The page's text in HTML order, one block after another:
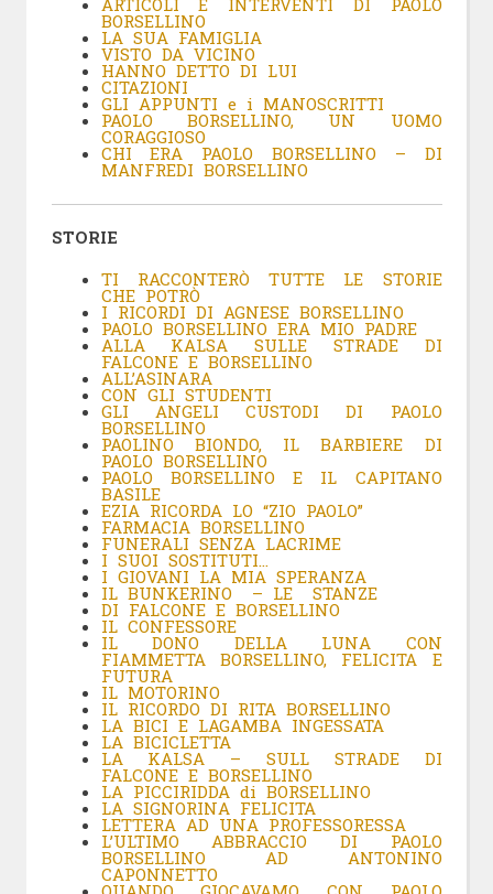
ARTICOLI E INTERVENTI DI PAOLO
BORSELLINO
LA SUA FAMIGLIA
VISTO DA VICINO
HANNO DETTO DI LUI
CITAZIONI
GLI APPUNTI e i MANOSCRITTI
PAOLO BORSELLINO, UN UOMO
CORAGGIOSO
CHI ERA PAOLO BORSELLINO – DI
MANFREDI BORSELLINO
STORIE
TI RACCONTERÒ TUTTE LE STORIE
CHE POTRÒ
I RICORDI DI AGNESE BORSELLINO
PAOLO BORSELLINO ERA MIO PADRE
ALLA KALSA SULLE STRADE DI
FALCONE E BORSELLINO
ALL’ASINARA
CON GLI STUDENTI
GLI ANGELI CUSTODI DI PAOLO
BORSELLINO
PAOLINO BIONDO, IL BARBIERE DI
PAOLO BORSELLINO
PAOLO BORSELLINO E IL CAPITANO
BASILE
EZIA RICORDA LO “ZIO PAOLO”
FARMACIA BORSELLINO
FUNERALI SENZA LACRIME
I SUOI SOSTITUTI…
I GIOVANI LA MIA SPERANZA
IL BUNKERINO – LE STANZE
DI FALCONE E BORSELLINO
IL CONFESSORE
IL DONO DELLA LUNA CON
FIAMMETTA BORSELLINO, FELICITA E
FUTURA
IL MOTORINO
IL RICORDO DI RITA BORSELLINO
LA BICI E LAGAMBA INGESSATA
LA BICICLETTA
LA KALSA – SULL STRADE DI
FALCONE E BORSELLINO
LA PICCIRIDDA di BORSELLINO
LA SIGNORINA FELICITA
LETTERA AD UNA PROFESSORESSA
L’ULTIMO ABBRACCIO DI PAOLO
BORSELLINO AD ANTONINO
CAPONNETTO